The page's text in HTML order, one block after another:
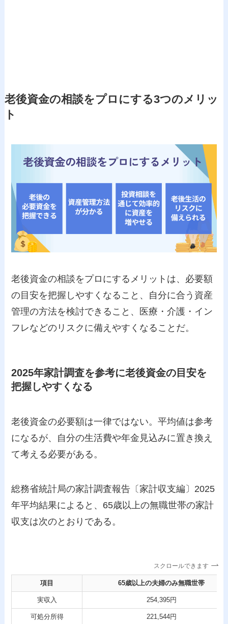
老後資金の相談をプロにする3つのメリッ
ト
老後資金の相談をプロにするメリットは、必要額
の目安を把握しやすくなること、自分に合う資産
管理の方法を検討できること、医療・介護・イン
フレなどのリスクに備えやすくなることだ。
2025年家計調査を参考に老後資金の目安を
把握しやすくなる
老後資金の必要額は一律ではない。平均値は参考
になるが、自分の生活費や年金見込みに置き換え
て考える必要がある。
総務省統計局の家計調査報告〔家計収支編〕2025
年平均結果によると、65歳以上の無職世帯の家計
収支は次のとおりである。
スクロールできます
項目 65歳以上の夫婦のみ無職世帯
実収入 254,395円
可処分所得 221,544円